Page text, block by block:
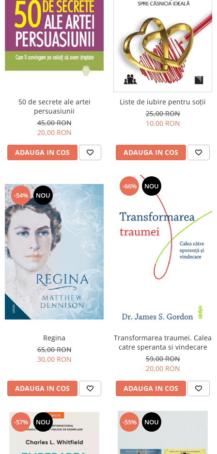
50 de secrete ale artei
persuasiunii
45,00 RON
20,00 RON
ADAUGA IN COS
Liste de iubire pentru soții
25,00 RON
10,00 RON
ADAUGA IN COS
-54% NOU
Regina
65,00 RON
30,00 RON
ADAUGA IN COS
-66% NOU
Transformarea traumei. Calea
catre speranta si vindecare
59,00 RON
20,00 RON
ADAUGA IN COS
-57% NOU -55% NOU